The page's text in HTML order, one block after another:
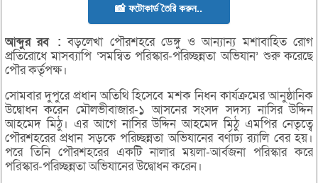
📸 ফটোকার্ড তৈরি করুন..
আব্দুর রব: বড়লেখা পৌরশহরে ডেঙ্গু ও আন্যান্য মশাবাহিত রোগ
প্রতিরোধে মাসব্যাপি ‘সমন্বিত পরিস্কার-পরিচ্ছন্নতা অভিযান’ শুরু করেছে
পৌর কর্তৃপক্ষ।
সোমবার দুপুরে প্রধান অতিথি হিসেবে মশক নিধন কার্যক্রমের আনুষ্ঠানিক
উদ্বোধন করেন মৌলভীবাজার-১ আসনের সংসদ সদস্য নাসির উদ্দিন
আহমেদ মিঠু। এর আগে নাসির উদ্দিন আহমেদ মিঠু এমপির নেতৃত্বে
পৌরশহরের প্রধান সড়কে পরিচ্ছন্নতা অভিযানের বর্ণাঢ্য র‌্যালি বের হয়।
পরে তিনি পৌরশহরের একটি নালার ময়লা-আর্বজনা পরিস্কার করে
পরিস্কার-পরিচ্ছন্নতা অভিযানের উদ্বোধন করেন।